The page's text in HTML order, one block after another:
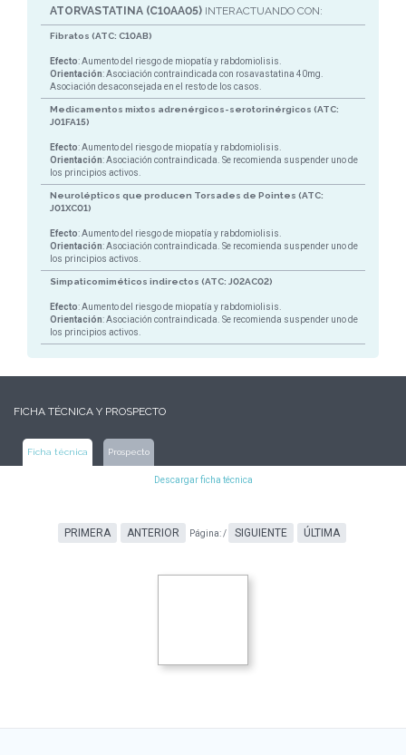
ATORVASTATINA (C10AA05) INTERACTUANDO CON:
Fibratos (ATC: C10AB)
Efecto: Aumento del riesgo de miopatía y rabdomiolisis.
Orientación: Asociación contraindicada con rosavastatina 40mg.
Asociación desaconsejada en el resto de los casos.
Medicamentos mixtos adrenérgicos-serotorinérgicos (ATC:
J01FA15)
Efecto: Aumento del riesgo de miopatía y rabdomiolisis.
Orientación: Asociación contraindicada. Se recomienda suspender uno de
los principios activos.
Neurolépticos que producen Torsades de Pointes (ATC:
J01XC01)
Efecto: Aumento del riesgo de miopatía y rabdomiolisis.
Orientación: Asociación contraindicada. Se recomienda suspender uno de
los principios activos.
Simpaticomiméticos indirectos (ATC: J02AC02)
Efecto: Aumento del riesgo de miopatía y rabdomiolisis.
Orientación: Asociación contraindicada. Se recomienda suspender uno de
los principios activos.
FICHA TÉCNICA Y PROSPECTO
Ficha técnica Prospecto
Descargar ficha técnica
PRIMERA ANTERIOR Página:/ SIGUIENTE ÚLTIMA